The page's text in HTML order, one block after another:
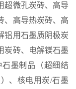
超微孔炭砖、高导
、高导热炭砖、高
铝用石墨质阴极炭
炭砖、电解镁石墨
墨制品（超细结
、核电用炭/石墨